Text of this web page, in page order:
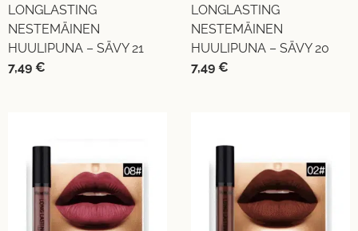
LONGLASTING
NESTEMÄINEN
HUULIPUNA – SÄVY 21
7,49 €
LONGLASTING
NESTEMÄINEN
HUULIPUNA – SÄVY 20
7,49 €